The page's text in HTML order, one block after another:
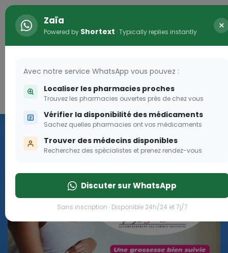
Connexion
Programme OLGA-ESTHER
Rejoignez le programme Olga Esther pour les femmes
enceintes
Rejoignez le programme Olga Esther pour les
Zaïa
Powered by Shortext · Typically replies instantly ×
Avec notre service WhatsApp vous pouvez :
Localiser les pharmacies proches
Trouvez les pharmacies ouvertes près de chez vous
Vérifier la disponibilité des médicaments
Sachez quelles pharmacies ont vos médicaments
Trouver des médecins disponibles
Recherchez des spécialistes et prenez rendez-vous
Discuter sur WhatsApp
Sans inscription · Disponible 24h/24 et 7j/7